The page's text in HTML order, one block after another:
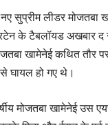
सुप्रीम लीडर मोजतबा
के टैबलॉयड अखबार द
खामेनेई कथित तौर
घायल हो गए थे।
मोजतबा खामेनेई उस